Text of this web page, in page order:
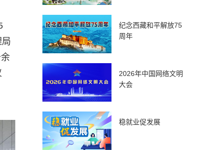
纪念西藏和平解放75
周年
2026年中国网络文明
大会
稳就业促发展